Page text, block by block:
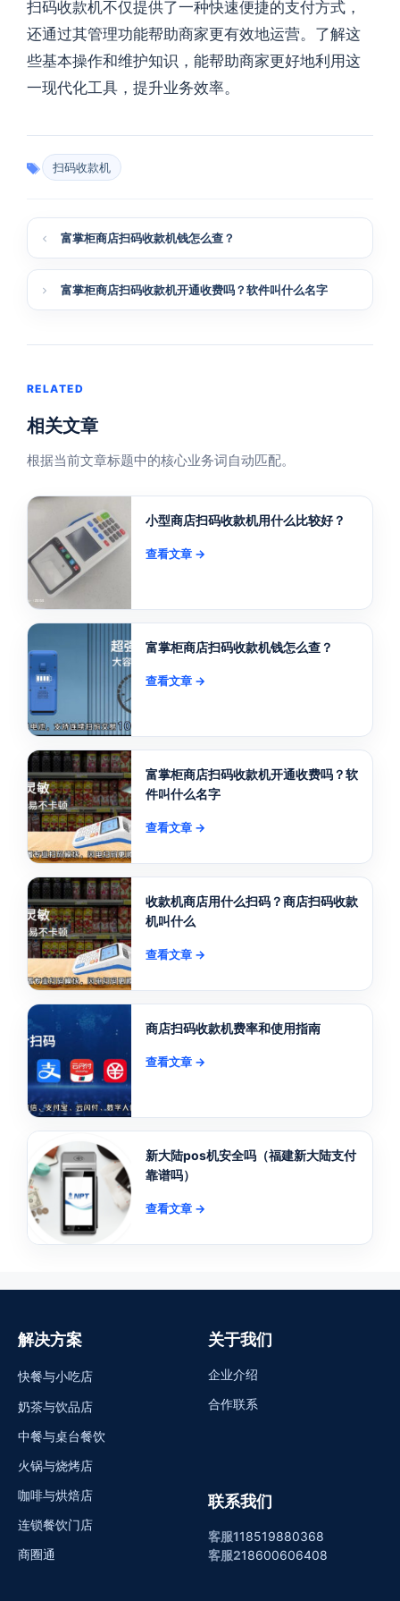
扫码收款机不仅提供了一种快速便捷的支付方式，
还通过其管理功能帮助商家更有效地运营。了解这
些基本操作和维护知识，能帮助商家更好地利用这
一现代化工具，提升业务效率。
扫码收款机
富掌柜商店扫码收款机钱怎么查？
富掌柜商店扫码收款机开通收费吗？软件叫什么名字
RELATED
相关文章
根据当前文章标题中的核心业务词自动匹配。
小型商店扫码收款机用什么比较好？
查看文章 →
富掌柜商店扫码收款机钱怎么查？
查看文章 →
富掌柜商店扫码收款机开通收费吗？软
件叫什么名字
查看文章 →
收款机商店用什么扫码？商店扫码收款
机叫什么
查看文章 →
商店扫码收款机费率和使用指南
查看文章 →
新大陆pos机安全吗（福建新大陆支付
靠谱吗）
查看文章 →
解决方案
快餐与小吃店
奶茶与饮品店
中餐与桌台餐饮
火锅与烧烤店
咖啡与烘焙店
连锁餐饮门店
商圈通
关于我们
企业介绍
合作联系
联系我们
客服118519880368
客服218600606408